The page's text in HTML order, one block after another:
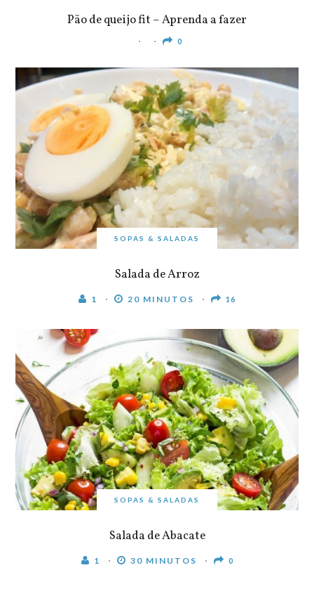
Pão de queijo fit – Aprenda a fazer
0
SOPAS & SALADAS
Salada de Arroz
1 20 MINUTOS 16
SOPAS & SALADAS
Salada de Abacate
1 30 MINUTOS 0